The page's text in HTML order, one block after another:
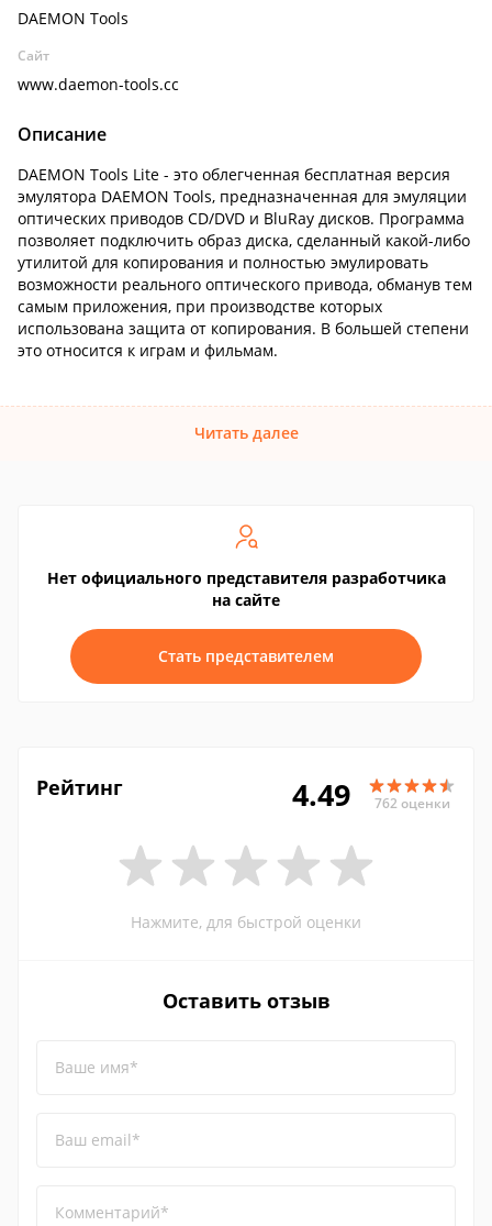
DAEMON Tools
Сайт
www.daemon-tools.cc
Описание
DAEMON Tools Lite - это облегченная бесплатная версия
эмулятора DAEMON Tools, предназначенная для эмуляции
оптических приводов CD/DVD и BluRay дисков. Программа
позволяет подключить образ диска, сделанный какой-либо
утилитой для копирования и полностью эмулировать
возможности реального оптического привода, обманув тем
самым приложения, при производстве которых
использована защита от копирования. В большей степени
это относится к играм и фильмам.
Читать далее
Нет официального представителя разработчика
на сайте
Стать представителем
Рейтинг 4.49 762 оценки
Нажмите, для быстрой оценки
Оставить отзыв
Ваше имя*
Ваш email*
Комментарий*